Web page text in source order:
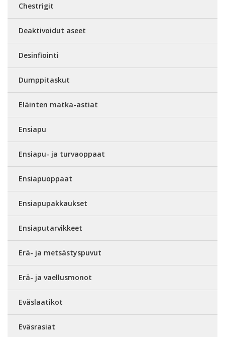
Chestrigit
Deaktivoidut aseet
Desinfiointi
Dumppitaskut
Eläinten matka-astiat
Ensiapu
Ensiapu- ja turvaoppaat
Ensiapuoppaat
Ensiapupakkaukset
Ensiaputarvikkeet
Erä- ja metsästyspuvut
Erä- ja vaellusmonot
Eväslaatikot
Eväsrasiat